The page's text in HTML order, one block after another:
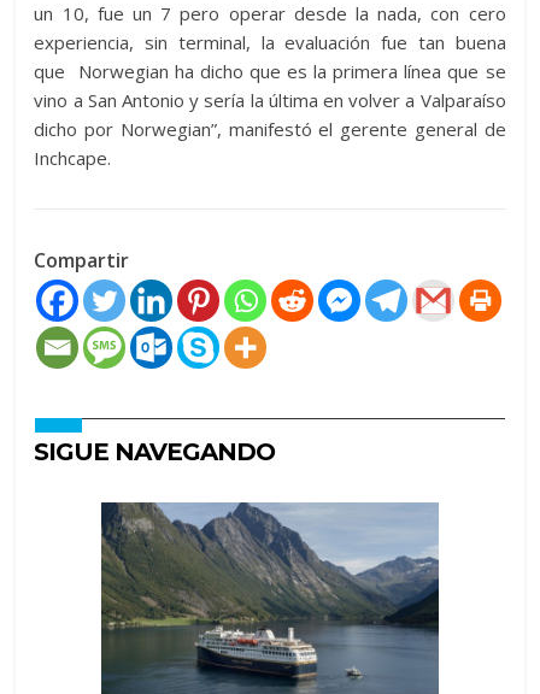
un 10, fue un 7 pero operar desde la nada, con cero
experiencia, sin terminal, la evaluación fue tan buena
que Norwegian ha dicho que es la primera línea que se
vino a San Antonio y sería la última en volver a Valparaíso
dicho por Norwegian”, manifestó el gerente general de
Inchcape.
Compartir
SIGUE NAVEGANDO